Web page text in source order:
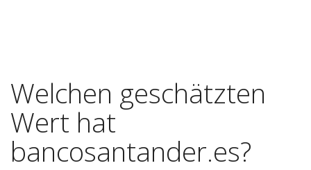
Welchen geschätzten
Wert hat
bancosantander.es?